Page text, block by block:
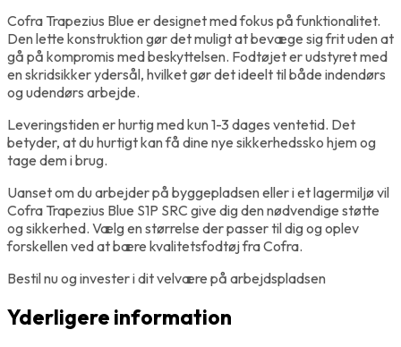
Cofra Trapezius Blue er designet med fokus på funktionalitet.
Den lette konstruktion gør det muligt at bevæge sig frit uden at
gå på kompromis med beskyttelsen. Fodtøjet er udstyret med
en skridsikker ydersål, hvilket gør det ideelt til både indendørs
og udendørs arbejde.
Leveringstiden er hurtig med kun 1-3 dages ventetid. Det
betyder, at du hurtigt kan få dine nye sikkerhedssko hjem og
tage dem i brug.
Uanset om du arbejder på byggepladsen eller i et lagermiljø vil
Cofra Trapezius Blue S1P SRC give dig den nødvendige støtte
og sikkerhed. Vælg en størrelse der passer til dig og oplev
forskellen ved at bære kvalitetsfodtøj fra Cofra.
Bestil nu og invester i dit velvære på arbejdspladsen
Yderligere information